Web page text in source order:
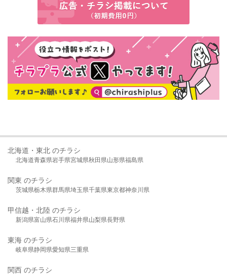
北海道・東北 のチラシ
北海道青森県岩手県宮城県秋田県山形県福島県
関東 のチラシ
茨城県栃木県群馬県埼玉県千葉県東京都神奈川県
甲信越・北陸 のチラシ
新潟県富山県石川県福井県山梨県長野県
東海 のチラシ
岐阜県静岡県愛知県三重県
関西 のチラシ